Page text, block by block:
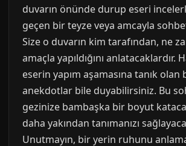
duvarın önünde durup eseri
geçen bir teyze veya amcayla
Size o duvarın kim tarafından, ne
amaçla yapıldığını anlatacaklardır.
eserin yapım aşamasına tanık
anekdotlar bile duyabilirsiniz. Bu
gezinize bambaşka bir boyut
daha yakından tanımanızı
Unutmayın, bir yerin ruhunu